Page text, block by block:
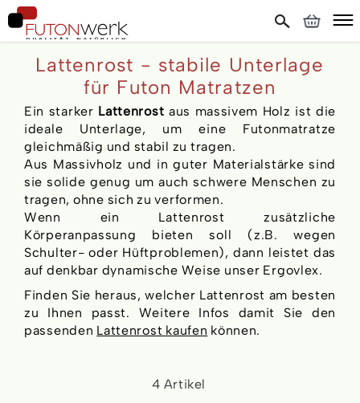
Lattenrost - stabile Unterlage
für Futon Matratzen
Ein starker Lattenrost aus massivem Holz ist die
ideale Unterlage, um eine Futonmatratze
gleichmäßig und stabil zu tragen.
Aus Massivholz und in guter Materialstärke sind
sie solide genug um auch schwere Menschen zu
tragen, ohne sich zu verformen.
Wenn ein Lattenrost zusätzliche
Körperanpassung bieten soll (z.B. wegen
Schulter- oder Hüftproblemen), dann leistet das
auf denkbar dynamische Weise unser Ergovlex.
Finden Sie heraus, welcher Lattenrost am besten
zu Ihnen passt. Weitere Infos damit Sie den
passenden Lattenrost kaufen können.
4 Artikel